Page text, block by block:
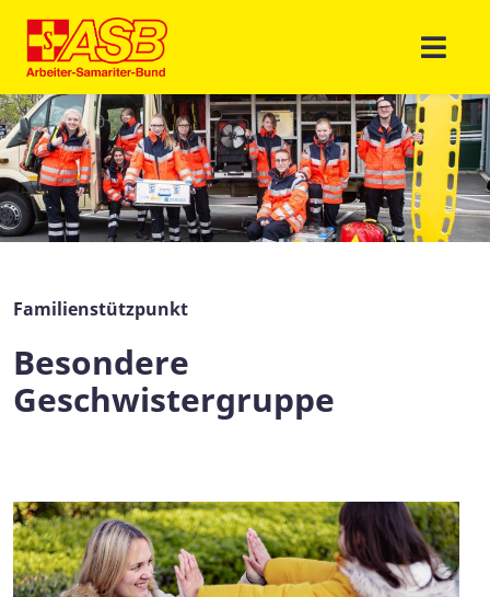
Familienstützpunkt
Besondere
Geschwistergruppe